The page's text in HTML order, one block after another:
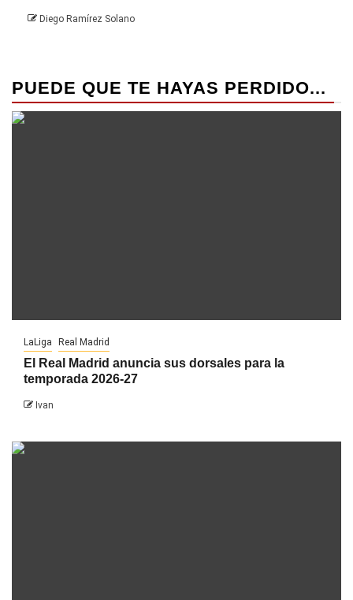
Diego Ramírez Solano
PUEDE QUE TE HAYAS PERDIDO...
LaLiga Real Madrid
El Real Madrid anuncia sus dorsales para la
temporada 2026-27
Ivan